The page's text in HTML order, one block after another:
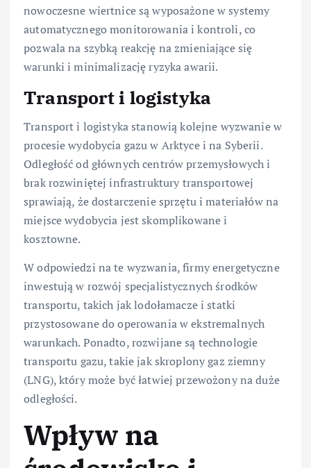
nowoczesne wiertnice są wyposażone w systemy
automatycznego monitorowania i kontroli, co
pozwala na szybką reakcję na zmieniające się
warunki i minimalizację ryzyka awarii.
Transport i logistyka
Transport i logistyka stanowią kolejne wyzwanie w
procesie wydobycia gazu w Arktyce i na Syberii.
Odległość od głównych centrów przemysłowych i
brak rozwiniętej infrastruktury transportowej
sprawiają, że dostarczenie sprzętu i materiałów na
miejsce wydobycia jest skomplikowane i
kosztowne.
W odpowiedzi na te wyzwania, firmy energetyczne
inwestują w rozwój specjalistycznych środków
transportu, takich jak lodołamacze i statki
przystosowane do operowania w ekstremalnych
warunkach. Ponadto, rozwijane są technologie
transportu gazu, takie jak skroplony gaz ziemny
(LNG), który może być łatwiej przewożony na duże
odległości.
Wpływ na